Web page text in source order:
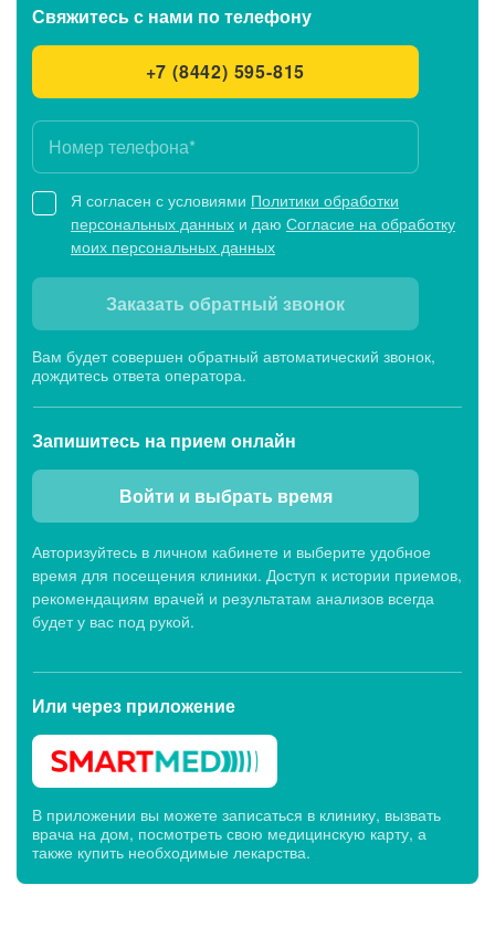
Свяжитесь с нами по телефону
+7 (8442) 595-815
Я согласен с условиями Политики обработки
персональных данных и даю Согласие на обработку
моих персональных данных
Заказать обратный звонок
Вам будет совершен обратный автоматический звонок,
дождитесь ответа оператора.
Запишитесь на прием онлайн
Войти и выбрать время
Авторизуйтесь в личном кабинете и выберите удобное
время для посещения клиники. Доступ к истории приемов,
рекомендациям врачей и результатам анализов всегда
будет у вас под рукой.
Или через приложение
В приложении вы можете записаться в клинику, вызвать
врача на дом, посмотреть свою медицинскую карту, а
также купить необходимые лекарства.